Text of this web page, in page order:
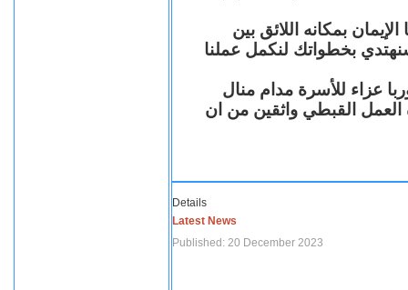
بمكانه اللائق بين
بخطواتك لنكمل عملنا
عزاء للأسرة مدام منال
العمل القبطي واثقين من ان
Details
Latest News
Published: 20 December 2023